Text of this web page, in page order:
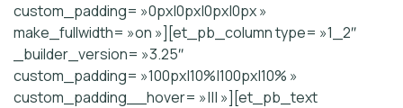
custom_padding= »0px|0px|0px|0px »
make_fullwidth= »on »][et_pb_column type= »1_2″
_builder_version= »3.25″
custom_padding= »100px|10%|100px|10% »
custom_padding__hover= »||| »][et_pb_text